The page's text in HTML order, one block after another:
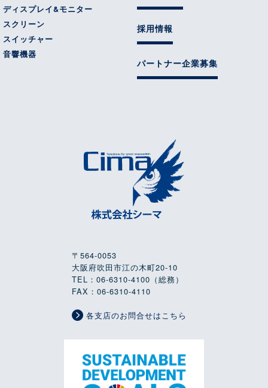
ディスプレイ&モニター
スクリーン
スイッチャー
音響機器
採用情報
パートナー企業募集
〒564-0053
大阪府吹田市江の木町20-10
TEL：06-6310-4100（総務）
FAX：06-6310-4110
各支店のお問合せはこちら